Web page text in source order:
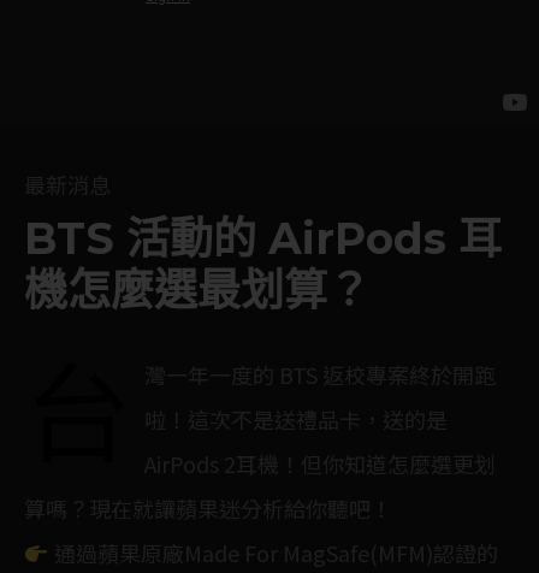
BTS 活動的 AirPods 耳
機怎麼選最划算？